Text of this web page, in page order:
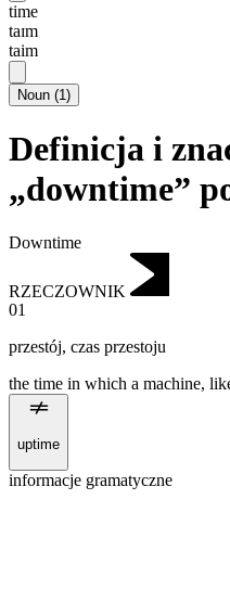
time
taɪm
taim
Noun (1)
Definicja i
„downtime”
Downtime
RZECZOWNIK
01
przestój, czas przestoju
the time in which a machine,
uptime
informacje gramatyczne